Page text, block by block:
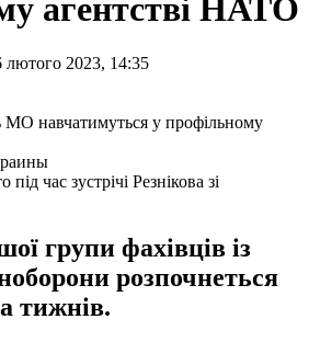
агентстві НАТО
лютого 2023, 14:35
час зустрічі Резнікова зі
групи фахівців із
розпочнеться
тижнів.